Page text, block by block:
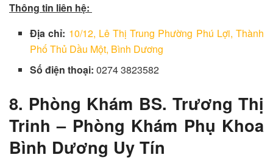
Thông tin liên hệ:
Địa chỉ: 10/12, Lê Thị Trung Phường Phú Lợi, Thành
Phố Thủ Dầu Một, Bình Dương
Số điện thoại: 0274 3823582
8. Phòng Khám BS. Trương Thị
Trinh – Phòng Khám Phụ Khoa
Bình Dương Uy Tín